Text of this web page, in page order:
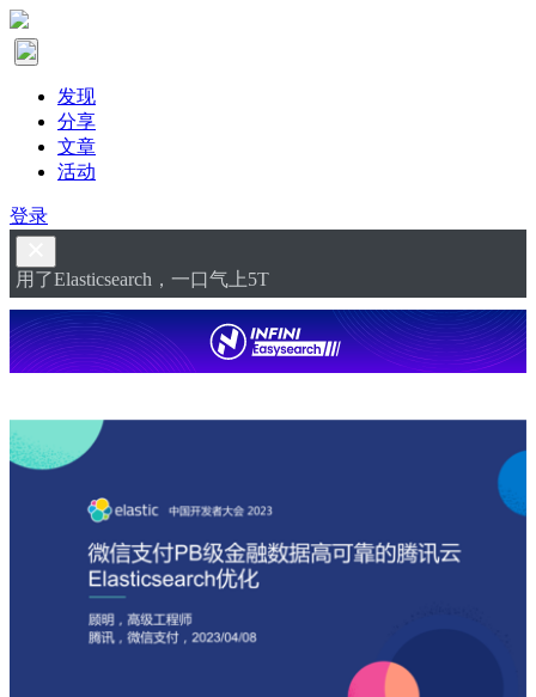
发现
分享
文章
活动
登录
用了Elasticsearch，一口气上5T